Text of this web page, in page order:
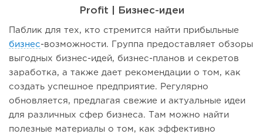
Profit | Бизнес-идеи
Паблик для тех, кто стремится найти прибыльные
бизнес-возможности. Группа предоставляет обзоры
выгодных бизнес-идей, бизнес-планов и секретов
заработка, а также дает рекомендации о том, как
создать успешное предприятие. Регулярно
обновляется, предлагая свежие и актуальные идеи
для различных сфер бизнеса. Там можно найти
полезные материалы о том, как эффективно